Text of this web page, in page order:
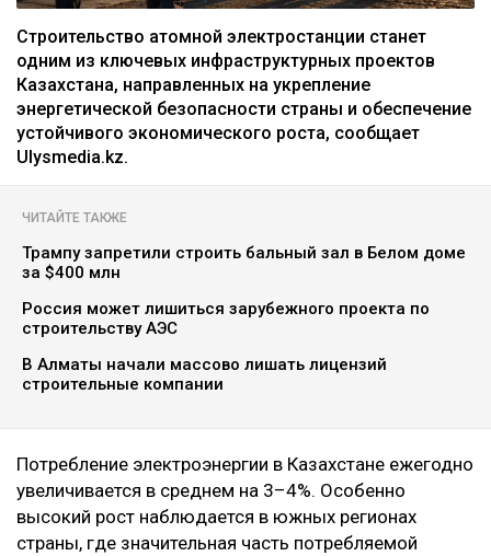
Строительство атомной электростанции станет
одним из ключевых инфраструктурных проектов
Казахстана, направленных на укрепление
энергетической безопасности страны и обеспечение
устойчивого экономического роста, сообщает
Ulysmedia.kz.
ЧИТАЙТЕ ТАКЖЕ
Трампу запретили строить бальный зал в Белом доме
за $400 млн
Россия может лишиться зарубежного проекта по
строительству АЭС
В Алматы начали массово лишать лицензий
строительные компании
Потребление электроэнергии в Казахстане ежегодно
увеличивается в среднем на 3–4%. Особенно
высокий рост наблюдается в южных регионах
страны, где значительная часть потребляемой